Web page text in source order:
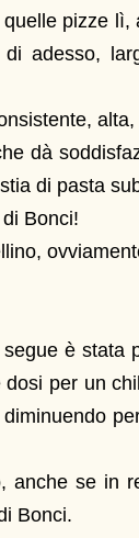
pizze
adesso,
dà
di pasta
Bonci!
è stata
per un
anche se in
Bonci.